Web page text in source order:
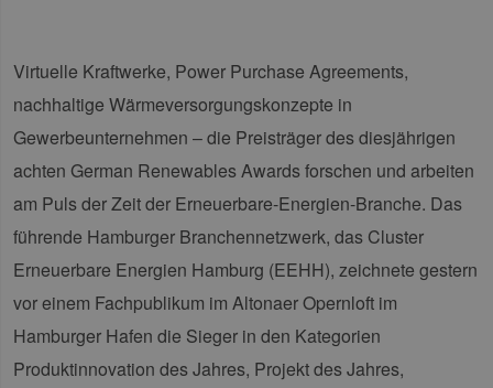
Virtuelle Kraftwerke, Power Purchase Agreements,
nachhaltige Wärmeversorgungskonzepte in
Gewerbeunternehmen – die Preisträger des diesjährigen
achten German Renewables Awards forschen und arbeiten
am Puls der Zeit der Erneuerbare-Energien-Branche. Das
führende Hamburger Branchennetzwerk, das Cluster
Erneuerbare Energien Hamburg (EEHH), zeichnete gestern
vor einem Fachpublikum im Altonaer Opernloft im
Hamburger Hafen die Sieger in den Kategorien
Produktinnovation des Jahres, Projekt des Jahres,